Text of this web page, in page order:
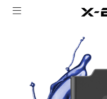
BENVENUTI SU X-BAR.CO
ABONNEMENTS
COLLECTIONS